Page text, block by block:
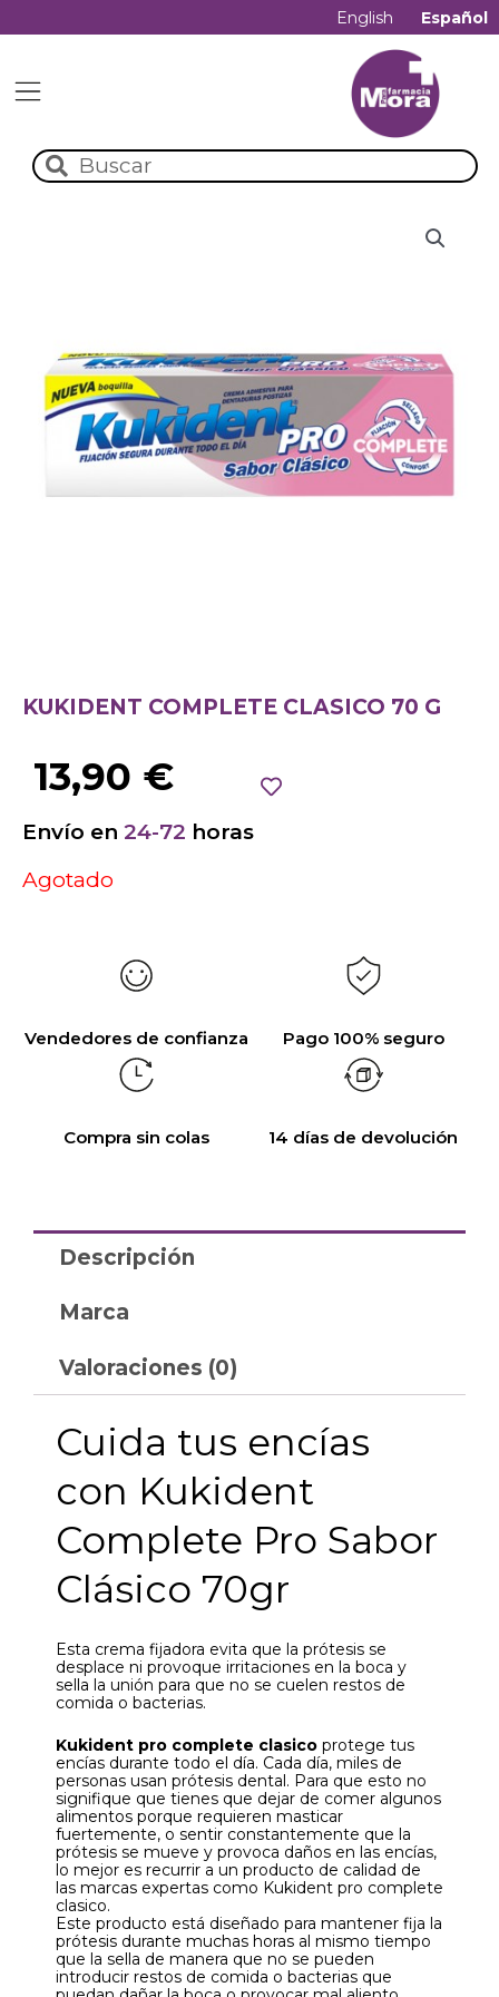
English Español
KUKIDENT COMPLETE CLASICO 70 G
13,90 €
Envío en 24-72 horas
Agotado
Vendedores de confianza Pago 100% seguro
Compra sin colas 14 días de devolución
Descripción
Marca
Valoraciones (0)
Cuida tus encías
con Kukident
Complete Pro Sabor
Clásico 70gr
Esta crema fijadora evita que la prótesis se
desplace ni provoque irritaciones en la boca y
sella la unión para que no se cuelen restos de
comida o bacterias.
Kukident pro complete clasico protege tus
encías durante todo el día. Cada día, miles de
personas usan prótesis dental. Para que esto no
signifique que tienes que dejar de comer algunos
alimentos porque requieren masticar
fuertemente, o sentir constantemente que la
prótesis se mueve y provoca daños en las encías,
lo mejor es recurrir a un producto de calidad de
las marcas expertas como Kukident pro complete
clasico.
Este producto está diseñado para mantener fija la
prótesis durante muchas horas al mismo tiempo
que la sella de manera que no se pueden
introducir restos de comida o bacterias que